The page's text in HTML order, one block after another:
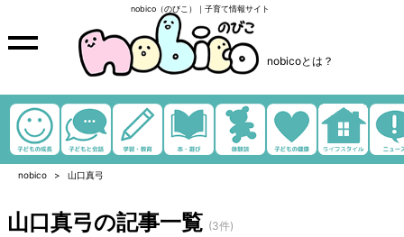
nobico（のびこ）｜子育て情報サイト
nobicoとは？
nobico 山口真弓
山口真弓の記事一覧 (3件)